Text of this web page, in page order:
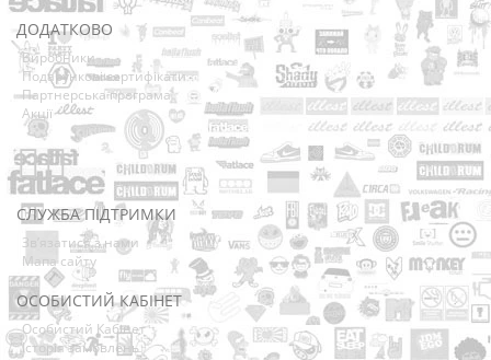
ДОДАТКОВО
Виробники
Подарункові сертифікати
Партнерська програма
Акції
СЛУЖБА ПІДТРИМКИ
Зв’язатися з нами
Мапа сайту
ОСОБИСТИЙ КАБІНЕТ
Особистий Кабінет
Історія замовлень